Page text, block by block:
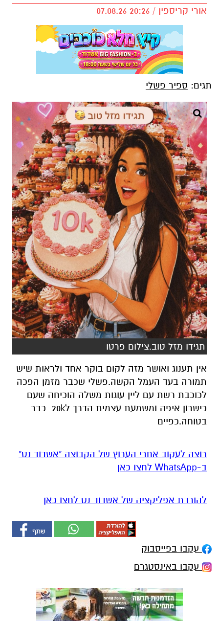
אורי קריספין / 20:26 07.08.26
תגים: ספיר פשלי
תגידו מזל טוב.צילום פרטו
אין תענוג ואושר מזה לקום בוקר אחד ולראות שיש
תמורה בעד העמל הקשה.פשלי שכבר מזמן הפכה
לכוכבת רשת עם ליין עוגות משלה הוכיחה שעם
כישרון איפה ומשמעת עצמית הדרך ל20k כבר
בטוחה.כפיים
רוצה לעקוב אחרי הערוץ של הקבוצה "אשדוד נט"
ב-WhatsApp לחצו כאן
להורדת אפליקציה של אשדוד נט לחצו כאן
עקבו בפייסבוק
עקבו באינסטגרם